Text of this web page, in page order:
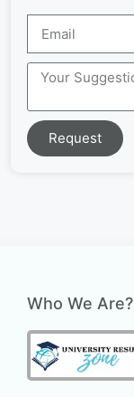
Request
Who We Are?